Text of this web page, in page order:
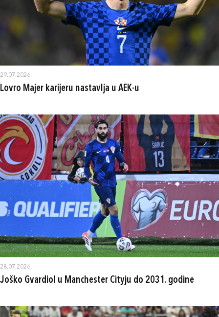
29.07.2026.
Lovro Majer karijeru nastavlja u AEK-u
28.07.2026.
Joško Gvardiol u Manchester Cityju do 2031. godine